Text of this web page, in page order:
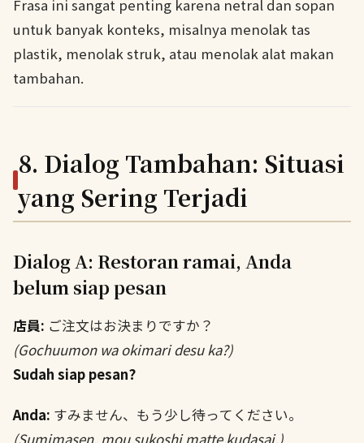
Frasa ini sangat penting karena netral dan sopan
untuk banyak konteks, misalnya menolak tas
plastik, menolak struk, atau menolak alat makan
tambahan.
8. Dialog Tambahan: Situasi
yang Sering Terjadi
Dialog A: Restoran ramai, Anda
belum siap pesan
店員: ご注文はお決まりですか？
(Gochuumon wa okimari desu ka?)
Sudah siap pesan?
Anda: すみません、もう少し待ってください。
(Sumimasen, mou sukoshi matte kudasai.)